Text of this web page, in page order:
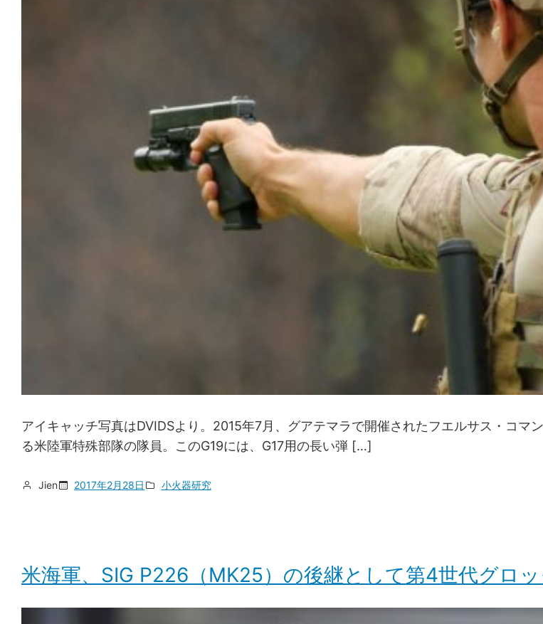
アイキャッチ写真はDVIDSより。2015年7月、グアテマラで開催されたフエルサス・コ
る米陸軍特殊部隊の隊員。このG19には、G17用の長い弾 […]
Jien 2017年2月28日 小火器研究
米海軍、SIG P226（MK25）の後継として第4世代グロ